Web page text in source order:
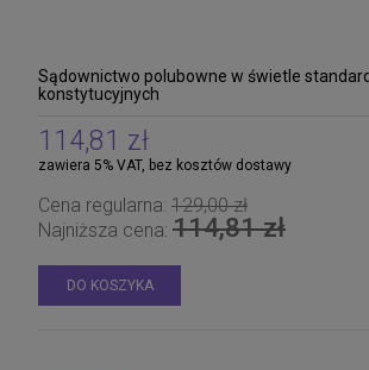
Sądownictwo polubowne w świetle
konstytucyjnych
114,81 zł
zawiera 5% VAT, bez kosztów dostawy
Cena regularna: 129,00 zł
Najniższa cena: 114,81 zł
DO KOSZYKA